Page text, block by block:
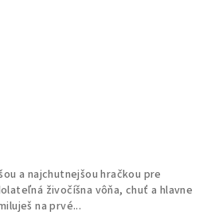
a najchutnejšou hračkou pre
živočíšna vôňa, chuť a hlavne
na prvé...